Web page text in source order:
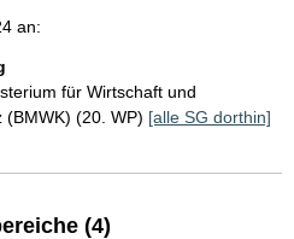
an:
für Wirtschaft und
(BMWK) (20. WP) [alle SG dorthin]
(4)